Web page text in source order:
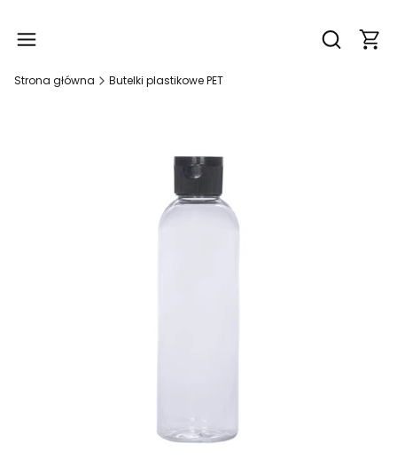
Otwórz
Strona główna Butelki plastikowe PET